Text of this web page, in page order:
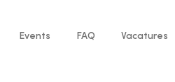
Events FAQ Vacatures